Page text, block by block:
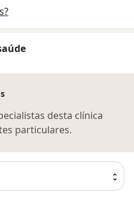
desta clínica
particulares.